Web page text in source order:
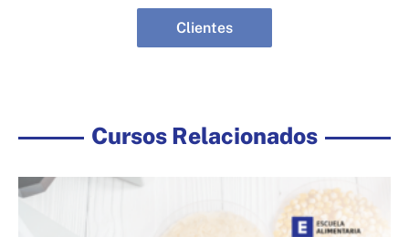
Clientes
Cursos Relacionados